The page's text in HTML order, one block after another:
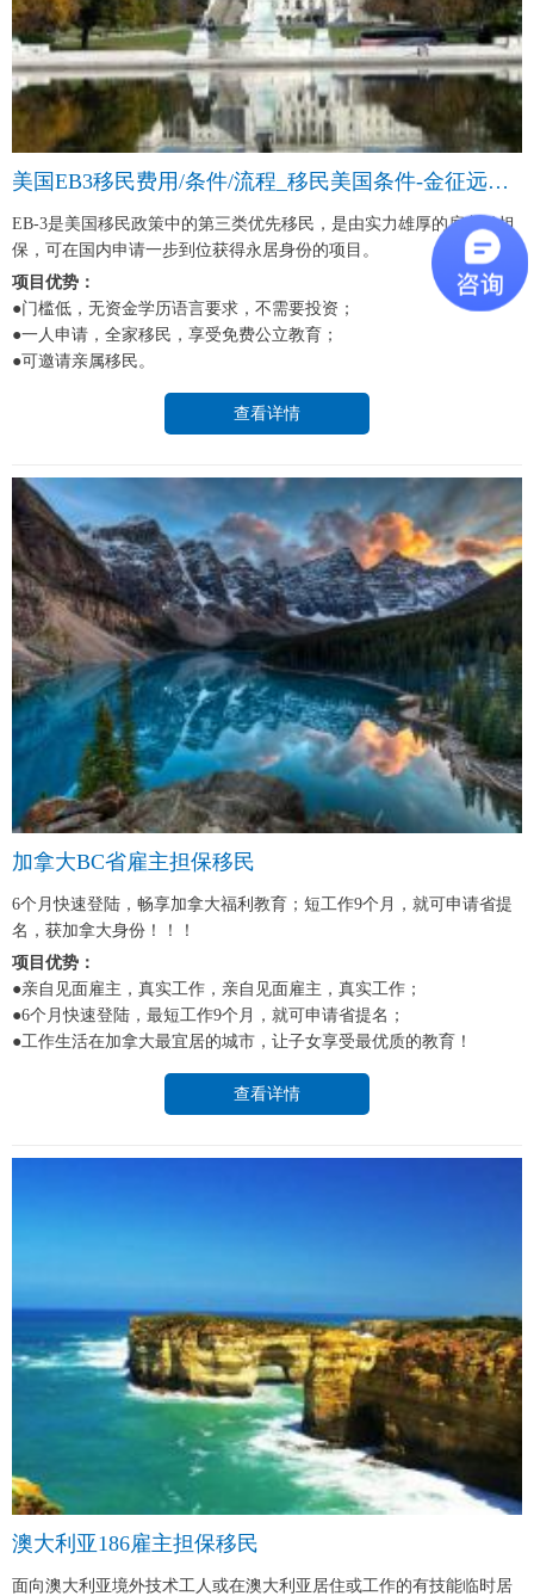
美国EB3移民费用/条件/流程_移民美国条件-金征远皇家移民中介
EB-3是美国移民政策中的第三类优先移民，是由实力雄厚的雇主做担
保，可在国内申请一步到位获得永居身份的项目。
项目优势：
●门槛低，无资金学历语言要求，不需要投资；
●一人申请，全家移民，享受免费公立教育；
●可邀请亲属移民。
查看详情
加拿大BC省雇主担保移民
6个月快速登陆，畅享加拿大福利教育；短工作9个月，就可申请省提
名，获加拿大身份！！！
项目优势：
●亲自见面雇主，真实工作，亲自见面雇主，真实工作；
●6个月快速登陆，最短工作9个月，就可申请省提名；
●工作生活在加拿大最宜居的城市，让子女享受最优质的教育！
查看详情
澳大利亚186雇主担保移民
面向澳大利亚境外技术工人或在澳大利亚居住或工作的有技能临时居